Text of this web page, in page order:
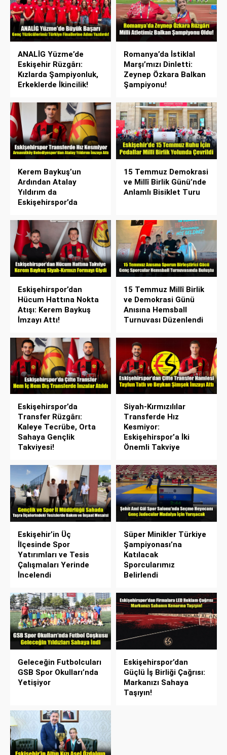
ANALİG Yüzme’de
Eskişehir Rüzgârı:
Kızlarda Şampiyonluk,
Erkeklerde İkincilik!
Romanya’da İstiklal
Marşı’mızı Dinletti:
Zeynep Özkara Balkan
Şampiyonu!
Kerem Baykuş’un
Ardından Atalay
Yıldırım da
Eskişehirspor’da
15 Temmuz Demokrasi
ve Millî Birlik Günü’nde
Anlamlı Bisiklet Turu
Eskişehirspor’dan
Hücum Hattına Nokta
Atışı: Kerem Baykuş
İmzayı Attı!
15 Temmuz Millî Birlik
ve Demokrasi Günü
Anısına Hemsball
Turnuvası Düzenlendi
Eskişehirspor’da
Transfer Rüzgârı:
Kaleye Tecrübe, Orta
Sahaya Gençlik
Takviyesi!
Siyah-Kırmızılılar
Transferde Hız
Kesmiyor:
Eskişehirspor’a İki
Önemli Takviye
Eskişehir’in Üç
İlçesinde Spor
Yatırımları ve Tesis
Çalışmaları Yerinde
İncelendi
Süper Minikler Türkiye
Şampiyonası’na
Katılacak
Sporcularımız
Belirlendi
Geleceğin Futbolcuları
GSB Spor Okulları’nda
Yetişiyor
Eskişehirspor’dan
Güçlü İş Birliği Çağrısı:
Markanızı Sahaya
Taşıyın!